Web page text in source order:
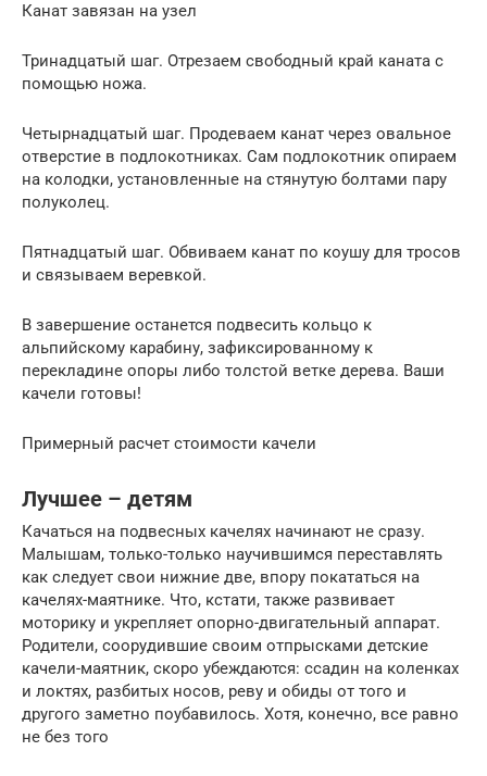
Канат завязан на узел
Тринадцатый шаг. Отрезаем свободный край каната с
помощью ножа.
Четырнадцатый шаг. Продеваем канат через овальное
отверстие в подлокотниках. Сам подлокотник опираем
на колодки, установленные на стянутую болтами пару
полуколец.
Пятнадцатый шаг. Обвиваем канат по коушу для тросов
и связываем веревкой.
В завершение останется подвесить кольцо к
альпийскому карабину, зафиксированному к
перекладине опоры либо толстой ветке дерева. Ваши
качели готовы!
Примерный расчет стоимости качели
Лучшее – детям
Качаться на подвесных качелях начинают не сразу.
Малышам, только-только научившимся переставлять
как следует свои нижние две, впору покататься на
качелях-маятнике. Что, кстати, также развивает
моторику и укрепляет опорно-двигательный аппарат.
Родители, соорудившие своим отпрысками детские
качели-маятник, скоро убеждаются: ссадин на коленках
и локтях, разбитых носов, реву и обиды от того и
другого заметно поубавилось. Хотя, конечно, все равно
не без того